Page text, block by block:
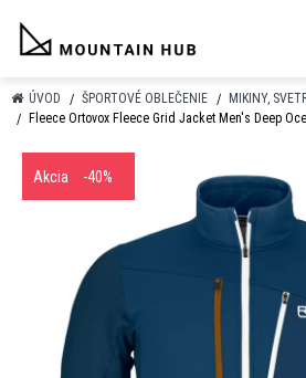
ÚVOD ŠPORTOVÉ OBLEČENIE MIKINY,
Fleece Ortovox Fleece Grid Jacket Men's Deep
Akcia -40%